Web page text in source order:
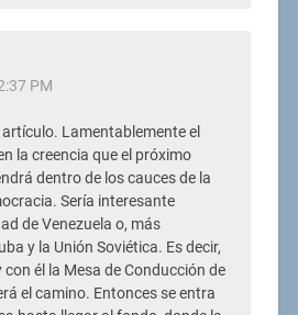
PM
Lamentablemente el
la creencia que el próximo
dentro de los cauces de la
Sería interesante
de Venezuela o, más
y la Unión Soviética. Es decir,
con él la Mesa de Conducción de
el camino. Entonces se entra